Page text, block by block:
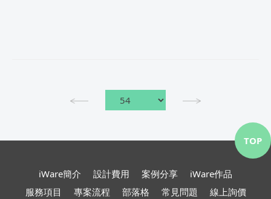
iWare簡介 設計費用 案例分享
iWare作品
服務項目
專案流程 部落格 常見問題
線上詢價
TOP